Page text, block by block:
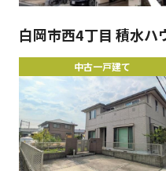
白岡市西4丁目 積水
中古一戸建て